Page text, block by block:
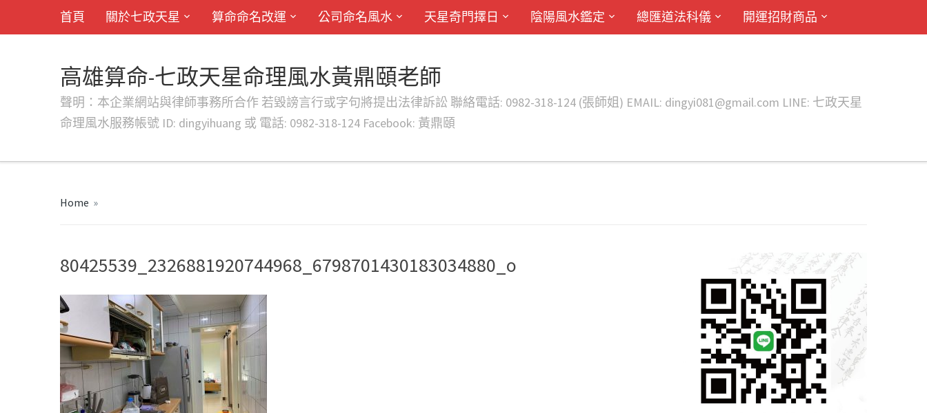
首頁 關於七政天星 算命命名改運 公司命名風水 天星奇門擇日 陰陽風水鑑定 總匯道法科儀 開運招財商品
高雄算命-七政天星命理風水黃鼎頤老師
聲明：本企業網站與律師事務所合作 若毀謗言行或字句將提出法律訴訟 聯絡電話: 0982-318-124 (張師姐) EMAIL: dingyi081@gmail.com LINE: 七政天星
命理風水服務帳號 ID: dingyihuang 或 電話: 0982-318-124 Facebook: 黃鼎頤
Home »
80425539_2326881920744968_6798701430183034880_o